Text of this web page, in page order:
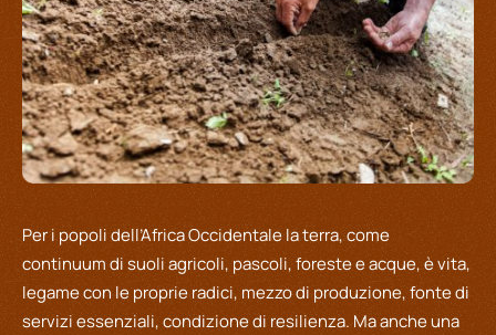
Per i popoli dell’Africa Occidentale la terra, come
continuum di suoli agricoli, pascoli, foreste e acque, è vita,
legame con le proprie radici, mezzo di produzione, fonte di
servizi essenziali, condizione di resilienza. Ma anche una